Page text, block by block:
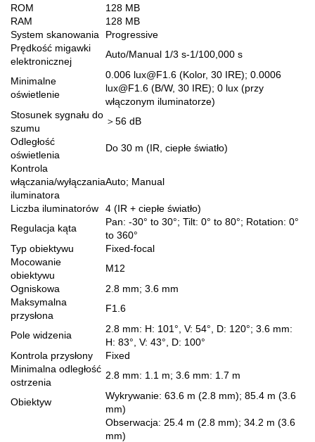
ROM
128 MB
RAM
128 MB
System skanowania
Progressive
Prędkość migawki
elektronicznej
Auto/Manual 1/3 s-1/100,000 s
Minimalne
oświetlenie
0.006 lux@F1.6 (Kolor, 30 IRE); 0.0006
lux@F1.6 (B/W, 30 IRE); 0 lux (przy
włączonym iluminatorze)
Stosunek sygnału do
szumu
＞56 dB
Odległość
oświetlenia
Do 30 m (IR, ciepłe światło)
Kontrola
włączania/wyłączania
iluminatora
Auto; Manual
Liczba iluminatorów
4 (IR + ciepłe światło)
Regulacja kąta
Pan: -30° to 30°; Tilt: 0° to 80°; Rotation: 0°
to 360°
Typ obiektywu
Fixed-focal
Mocowanie
obiektywu
M12
Ogniskowa
2.8 mm; 3.6 mm
Maksymalna
przysłona
F1.6
Pole widzenia
2.8 mm: H: 101°, V: 54°, D: 120°; 3.6 mm:
H: 83°, V: 43°, D: 100°
Kontrola przysłony
Fixed
Minimalna odległość
ostrzenia
2.8 mm: 1.1 m; 3.6 mm: 1.7 m
Obiektyw
Wykrywanie: 63.6 m (2.8 mm); 85.4 m (3.6
mm)
Obserwacja: 25.4 m (2.8 mm); 34.2 m (3.6
mm)